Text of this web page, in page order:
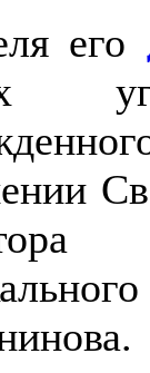
его